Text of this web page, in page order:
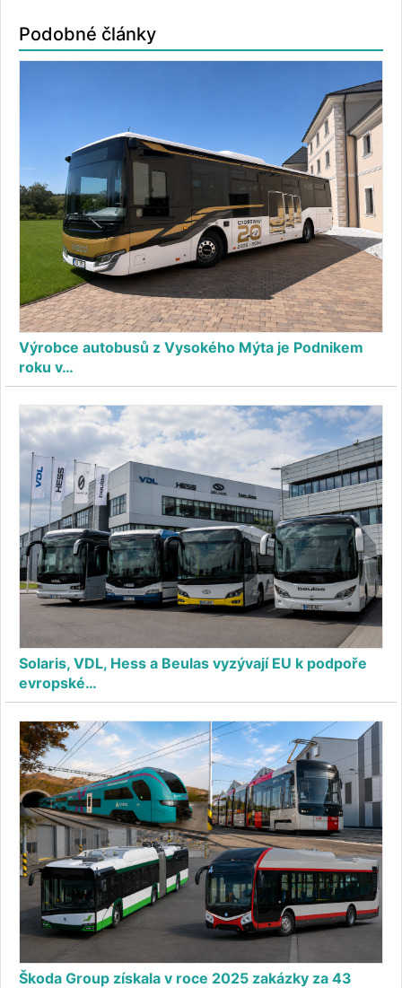
Podobné články
Výrobce autobusů z Vysokého Mýta je Podnikem
roku v…
Solaris, VDL, Hess a Beulas vyzývají EU k podpoře
evropské…
Škoda Group získala v roce 2025 zakázky za 43